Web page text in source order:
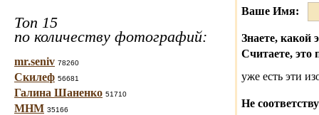
Топ 15
по количеству фотографий:
mr.seniv 78260
Скилеф 56681
Галина Шаненко 51710
МНМ 35166
Ваше Имя:
Знаете, какой
Считаете, это
уже есть эти
Не